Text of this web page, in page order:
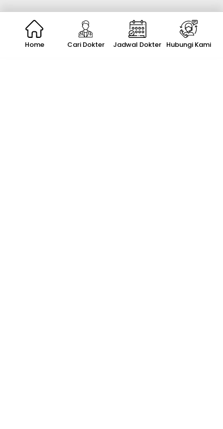
Home Cari Dokter Jadwal Dokter Hubungi Kami